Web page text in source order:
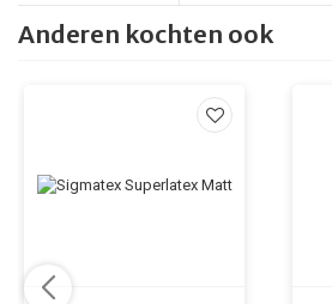
Anderen kochten ook